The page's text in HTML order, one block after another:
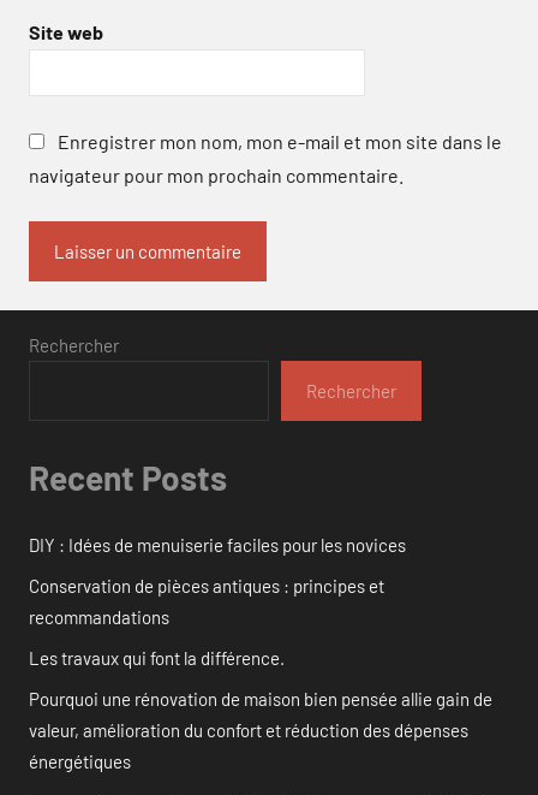
Site web
Enregistrer mon nom, mon e-mail et mon site dans le
navigateur pour mon prochain commentaire.
Rechercher
Rechercher
Recent Posts
DIY : Idées de menuiserie faciles pour les novices
Conservation de pièces antiques : principes et
recommandations
Les travaux qui font la différence.
Pourquoi une rénovation de maison bien pensée allie gain de
valeur, amélioration du confort et réduction des dépenses
énergétiques